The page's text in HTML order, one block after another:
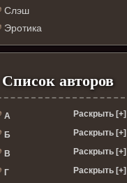
Слэш
Эротика
Список авторов
А Раскрыть [+]
Б Раскрыть [+]
В Раскрыть [+]
Г Раскрыть [+]